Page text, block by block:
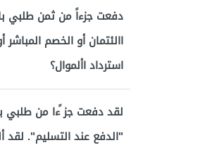
دفعت جزءاً من ثمن طلبي
استرداد األموال؟
لقد دفعت جز ًءا من طلبي
"الدفع عند التسليم".